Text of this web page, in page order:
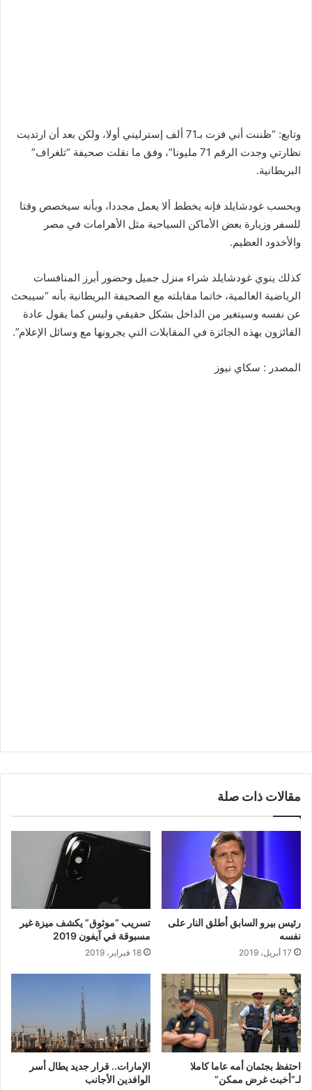
وتابع: “ظننت أني فزت بـ71 ألف إسترليني أولا، ولكن بعد أن ارتديت
نظارتي وجدت الرقم 71 مليونا”، وفق ما نقلت صحيفة “تلغراف”
البريطانية.
وبحسب غودشايلد فإنه يخطط ألا يعمل مجددا، وبأنه سيخصص وقتا
للسفر وزيارة بعض الأماكن السياحية مثل الأهرامات في مصر
والأخدود العظيم.
كذلك ينوي غودشايلد شراء منزل جميل وحضور أبرز المنافسات
الرياضية العالمية، خاتما مقابلته مع الصحيفة البريطانية بأنه “سيبحث
عن نفسه وسيتغير من الداخل بشكل حقيقي وليس كما يقول عادة
الفائزون بهذه الجائزة في المقابلات التي يجرونها مع وسائل الإعلام”.
المصدر : سكاي نيوز
مقالات ذات صلة
رئيس بيرو السابق أطلق النار على
نفسه
17 أبريل، 2019
تسريب “موثوق” يكشف ميزة غير
مسبوقة في آيفون 2019
18 فبراير، 2019
احتفظ بجثمان أمه عاما كاملا
لـ”أخبث غرض ممكن”
الإمارات.. قرار جديد يطال أسر
الوافدين الأجانب